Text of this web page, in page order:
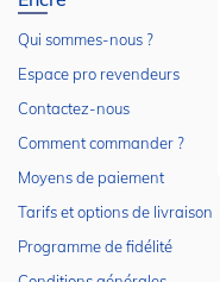
Qui sommes-nous ?
Espace pro revendeurs
Contactez-nous
Comment commander ?
Moyens de paiement
Tarifs et options de livraison
Programme de fidélité